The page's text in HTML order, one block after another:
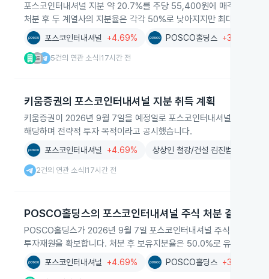
포스코인터내셔널 지분 약 20.7%를 주당 55,400원에 매각해 약 2
처분 후 두 계열사의 지분율은 각각 50%로 낮아지지만 최대주주와
포스코인터내셔널 +4.69% POSCO홀딩스 +3.76%
5건의 연관 소식 17시간 전
키움증권의 포스코인터내셔널 지분 취득 계획
키움증권이 2026년 9월 7일을 예정일로 포스코인터내셔널 지분
해당하며 전략적 투자 목적이라고 공시했습니다.
포스코인터내셔널 +4.69% 상상인 철강/건설 김진범
2건의 연관 소식 17시간 전
POSCO홀딩스의 포스코인터내셔널 주식 처분 결정
POSCO홀딩스가 2026년 9월 7일 포스코인터내셔널 주식
투자재원을 확보합니다. 처분 후 보유지분율은 50.0%로 유지됩니다.
포스코인터내셔널 +4.69% POSCO홀딩스 +3.76%